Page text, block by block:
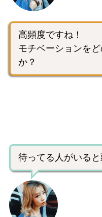
高頻度ですね！
モチベーションを
か？
待ってる人がいる